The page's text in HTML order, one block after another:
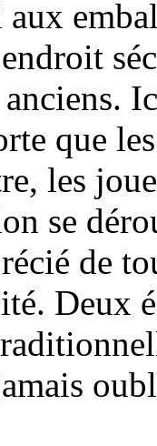
que
les
se
de
Deux